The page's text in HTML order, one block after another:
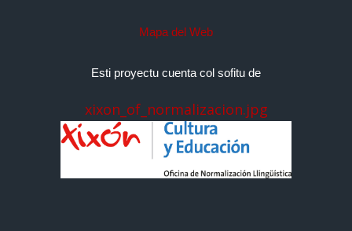
Mapa del Web
Esti proyectu cuenta col sofitu de
xixon_of_normalizacion.jpg